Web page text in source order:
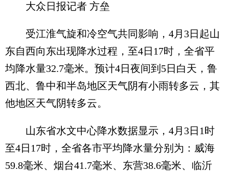
大众日报记者 方垒
受江淮气旋和冷空气共同影响，4月3日起山
东自西向东出现降水过程，至4日17时，全省平
均降水量32.7毫米。预计4日夜间到5日白天，鲁
西北、鲁中和半岛地区天气阴有小雨转多云，其
他地区天气阴转多云。
山东省水文中心降水数据显示，4月3日1时
至4日17时，全省各市平均降水量分别为：威海
59.8毫米、烟台41.7毫米、东营38.6毫米、临沂